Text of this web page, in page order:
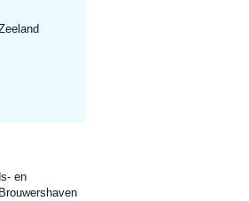
en